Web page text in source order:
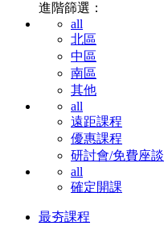
進階篩選：
all
北區
中區
南區
其他
all
遠距課程
優惠課程
研討會/免費座談
all
確定開課
最夯課程